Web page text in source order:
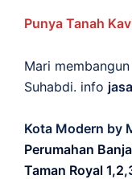
Punya Tanah
Mari
Suhabdi. info
Kota Modern by
Perumahan
Taman Royal